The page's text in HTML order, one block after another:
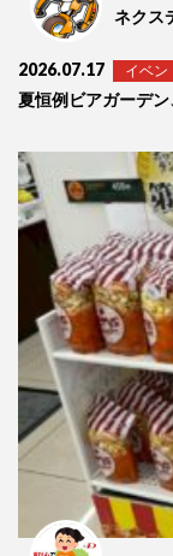
ネクス
2026.07.17 イベン